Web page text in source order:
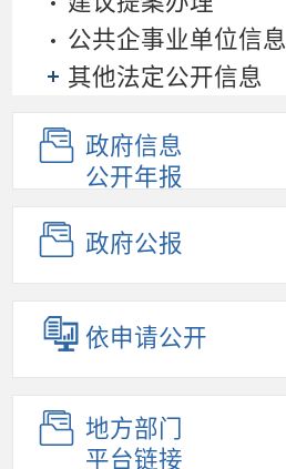
公共企事业单位信息
其他法定公开信息
政府信息
公开年报
政府公报
依申请公开
地方部门
平台链接